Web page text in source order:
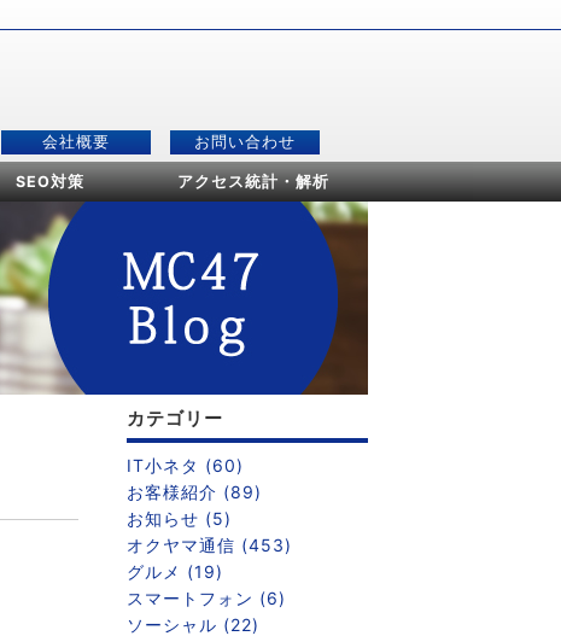
会社概要 お問い合わせ
SEO対策 アクセス統計・解析
カテゴリー
IT小ネタ (60)
お客様紹介 (89)
お知らせ (5)
オクヤマ通信 (453)
グルメ (19)
スマートフォン (6)
ソーシャル (22)